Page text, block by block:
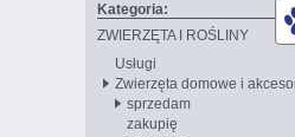
Kategoria:
ZWIERZĘTA I ROŚLINY
Usługi
Zwierzęta domowe i
sprzedam
zakupię